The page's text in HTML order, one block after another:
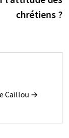
chrétiens ?
Caillou →